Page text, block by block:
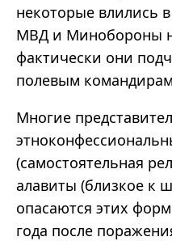
некоторые влились
МВД и Минобороны
фактически они
полевым
Многие
(самостоятельная
алавиты (близкое к
опасаются этих
года после